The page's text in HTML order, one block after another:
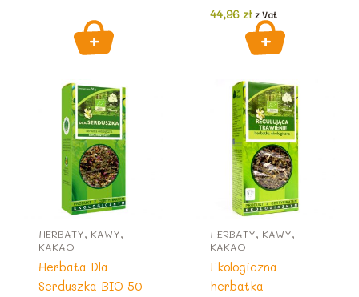
44,96 zł z Vat
HERBATY, KAWY,
KAKAO
Herbata Dla
Serduszka BIO 50
HERBATY, KAWY,
KAKAO
Ekologiczna
herbatka